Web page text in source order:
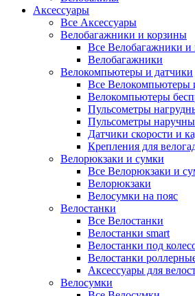
Аксессуары
Все Аксессуары
Велобагажники и корзины
Все Велобагажники и
Велобагажники
Велокомпьютеры и датчики
Все Велокомпьютеры
Велокомпьютеры
Пульсометры
Пульсометры
Датчики скорости и
Крепления для
Велорюкзаки и сумки
Все Велорюкзаки и
Велорюкзаки
Велосумки на пояс
Велостанки
Все Велостанки
Велостанки smart
Велостанки под
Велостанки
Аксессуары для
Велосумки